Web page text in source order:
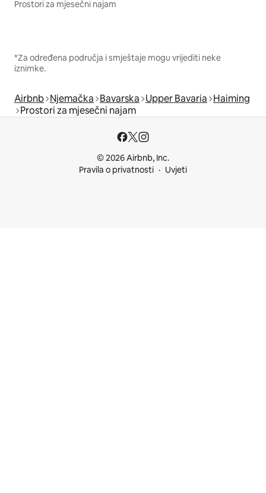
Prostori za mjesečni najam
*Za određena područja i smještaje mogu vrijediti neke
iznimke.
Airbnb Njemačka Bavarska Upper Bavaria Haiming
Prostori za mjesečni najam
© 2026 Airbnb, Inc.
Pravila o privatnosti
Uvjeti